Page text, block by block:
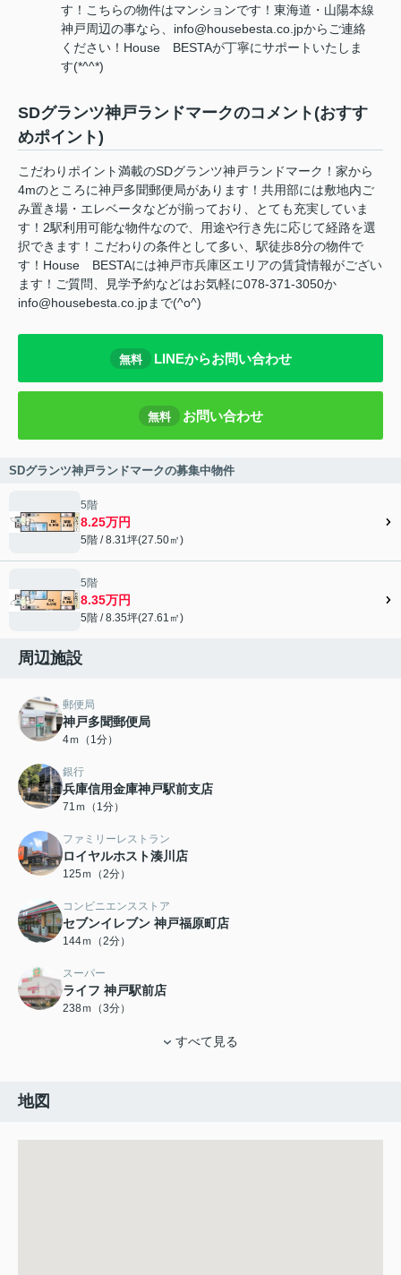
す！こちらの物件はマンションです！東海道・山陽本線
神戸周辺の事なら、info@housebesta.co.jpからご連絡
ください！House BESTAが丁寧にサポートいたしま
す(*^^*)
SDグランツ神戸ランドマークのコメント(おすす
めポイント)
こだわりポイント満載のSDグランツ神戸ランドマーク！家から
4mのところに神戸多聞郵便局があります！共用部には敷地内ご
み置き場・エレベータなどが揃っており、とても充実していま
す！2駅利用可能な物件なので、用途や行き先に応じて経路を選
択できます！こだわりの条件として多い、駅徒歩8分の物件で
す！House BESTAには神戸市兵庫区エリアの賃貸情報がござい
ます！ご質問、見学予約などはお気軽に078-371-3050か
info@housebesta.co.jpまで(^o^)
無料 LINEからお問い合わせ
無料 お問い合わせ
SDグランツ神戸ランドマークの募集中物件
5階
8.25万円
5階 / 8.31坪(27.50㎡)
5階
8.35万円
5階 / 8.35坪(27.61㎡)
周辺施設
郵便局
神戸多聞郵便局
4ｍ（1分）
銀行
兵庫信用金庫神戸駅前支店
71ｍ（1分）
ファミリーレストラン
ロイヤルホスト湊川店
125ｍ（2分）
コンビニエンスストア
セブンイレブン 神戸福原町店
144ｍ（2分）
スーパー
ライフ 神戸駅前店
238ｍ（3分）
すべて見る
地図